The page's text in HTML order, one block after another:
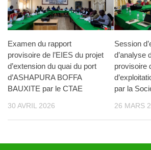
Examen du rapport
provisoire de l’EIES du projet
d’extension du quai du port
d’ASHAPURA BOFFA
BAUXITE par le CTAE
30 AVRIL 2026
Session
d’analyse
provisoire
par la
26 MARS